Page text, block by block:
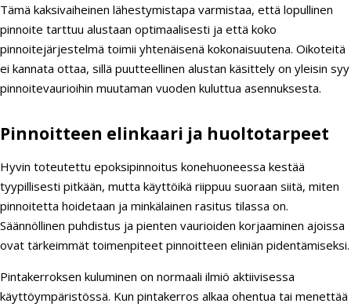
Tämä kaksivaiheinen lähestymistapa varmistaa, että lopullinen
pinnoite tarttuu alustaan optimaalisesti ja että koko
pinnoitejärjestelmä toimii yhtenäisenä kokonaisuutena. Oikoteitä
ei kannata ottaa, sillä puutteellinen alustan käsittely on yleisin syy
pinnoitevaurioihin muutaman vuoden kuluttua asennuksesta.
Pinnoitteen elinkaari ja huoltotarpeet
Hyvin toteutettu epoksipinnoitus konehuoneessa kestää
tyypillisesti pitkään, mutta käyttöikä riippuu suoraan siitä, miten
pinnoitetta hoidetaan ja minkälainen rasitus tilassa on.
Säännöllinen puhdistus ja pienten vaurioiden korjaaminen ajoissa
ovat tärkeimmät toimenpiteet pinnoitteen eliniän pidentämiseksi.
Pintakerroksen kuluminen on normaali ilmiö aktiivisessa
käyttöympäristössä. Kun pintakerros alkaa ohentua tai menettää